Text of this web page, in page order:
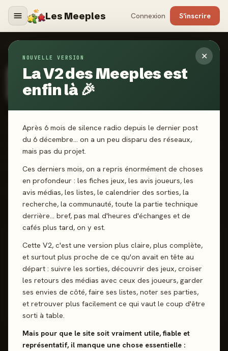
Les Meeples Connexion S'inscrire
✕
NOUVELLE VERSION
La V2 des Meeples est
enfin là 🎉
Après 6 mois de silence radio depuis le dernier post
du 6 décembre… on a un peu disparu des réseaux,
mais pas du projet.
Ces derniers mois, on a repris énormément de choses
en profondeur : les fiches jeux, les avis joueurs, les
avis médias, les listes, le calendrier des sorties, la
recherche, la communauté, toute la partie technique
derrière… bref, pas mal d'heures d'échanges et de
cafés plus tard, on y est.
Cette V2, c'est une version plus claire, plus complète,
et surtout plus proche de ce qu'on avait en tête au
départ : suivre les sorties, découvrir des jeux, croiser
les retours des médias avec ceux des joueurs, garder
ses envies de côté, faire ses listes, noter ses parties,
et retrouver plus facilement ce qui vaut le coup d'être
sorti à table.
Mais pour que le site soit vraiment utile, fiable et
représentatif, il manque une chose essentielle :
ÉDITEURS
ÉDITEUR CERTIFIÉ · FRANCE · DEPUIS 2014
Catch Up Games
et malins, souvent portés par des mécaniques simples mais
retorses comme le stop-ou-encore de Flip 7 ou le deckbuilding
de Château Combo. Une ligne éditoriale tournée vers le jeu
familial et les parties courtes, avec un vrai souci de rejouabilité.
Site officiel Twitter Facebook YouTube
96%
Incontournable - 12 jeux notés
12 positifs